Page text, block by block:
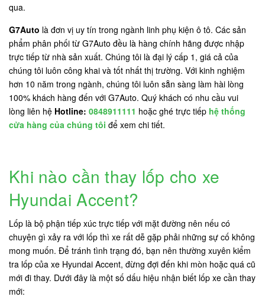
qua.
G7Auto là đơn vị uy tín trong ngành linh phụ kiện ô tô. Các sản
phẩm phân phối từ G7Auto đều là hàng chính hãng được nhập
trực tiếp từ nhà sản xuất. Chúng tôi là đại lý cấp 1, giá cả của
chúng tôi luôn công khai và tốt nhất thị trường. Với kinh nghiệm
hơn 10 năm trong ngành, chúng tôi luôn sẵn sàng làm hài lòng
100% khách hàng đến với G7Auto. Quý khách có nhu cầu vui
lòng liên hệ Hotline: 0848911111 hoặc ghé trực tiếp hệ thống
cửa hàng của chúng tôi để xem chi tiết.
Khi nào cần thay lốp cho xe
Hyundai Accent?
Lốp là bộ phận tiếp xúc trực tiếp với mặt đường nên nếu có
chuyện gì xảy ra với lốp thì xe rất dễ gặp phải những sự cố không
mong muốn. Để tránh tình trạng đó, bạn nên thường xuyên kiểm
tra lốp của xe Hyundai Accent, đừng đợi đến khi mòn hoặc quá cũ
mới đi thay. Dưới đây là một số dấu hiệu nhận biết lốp xe cần thay
mới: